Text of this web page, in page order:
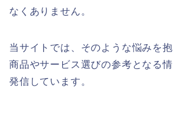
なくありません。
当サイトでは、そのような悩みを
商品やサービス選びの参考となる
発信しています。